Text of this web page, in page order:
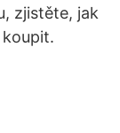
zjistěte, jak